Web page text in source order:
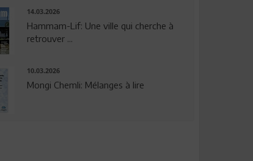
14.03.2026
Hammam-Lif: Une ville qui cherche à
retrouver ...
10.03.2026
Mongi Chemli: Mélanges à lire